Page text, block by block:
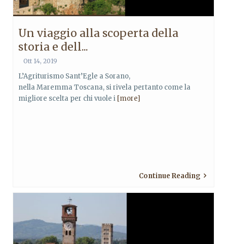
Un viaggio alla scoperta della
storia e dell...
Ott 14, 2019
L’Agriturismo Sant’Egle a Sorano,
nella Maremma Toscana, si rivela pertanto come la
migliore scelta per chi vuole i [more]
Continue Reading